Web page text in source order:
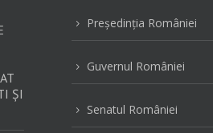
ȘI
5 Preşedinţia României
5 Guvernul României
5 Senatul României